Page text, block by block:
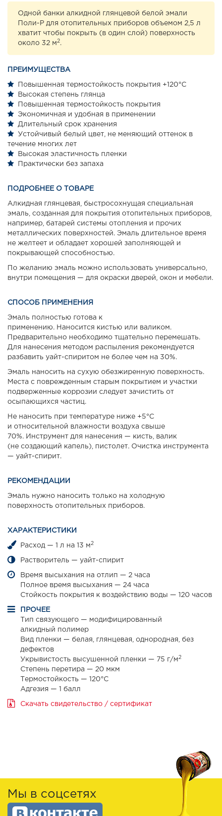
Одной банки алкидной глянцевой белой эмали
Поли-Р для отопительных приборов объемом 2,5 л
хватит чтобы покрыть (в один слой) поверхность
около 32 м 2.
ПРЕИМУЩЕСТВА
Повышенная термостойкость покрытия +120°С
Высокая степень глянца
Повышенная термостойкость покрытия
Экономичная и удобная в применении
Длительный срок хранения
Устойчивый белый цвет, не меняющий оттенок в
течение многих лет
Высокая эластичность пленки
Практически без запаха
ПОДРОБНЕЕ О ТОВАРЕ
Алкидная глянцевая, быстросохнущая специальная
эмаль, созданная для покрытия отопительных приборов,
например, батарей системы отопления и прочих
металлических поверхностей. Эмаль длительное время
не желтеет и обладает хорошей заполняющей и
покрывающей способностью.
По желанию эмаль можно использовать универсально,
внутри помещения — для окраски дверей, окон и мебели.
СПОСОБ ПРИМЕНЕНИЯ
Эмаль полностью готова к
применению. Наносится кистью или валиком.
Предварительно необходимо тщательно перемешать.
Для нанесения методом распыления рекомендуется
разбавить уайт-спиритом не более чем на 30%.
Эмаль наносить на сухую обезжиренную поверхность.
Места с поврежденным старым покрытием и участки
подверженные коррозии следует зачистить от
осыпающихся частиц.
Не наносить при температуре ниже +5°С
и относительной влажности воздуха свыше
70%. Инструмент для нанесения — кисть, валик
(не создающий капель), пистолет. Очистка инструмента
— уайт-спирит.
РЕКОМЕНДАЦИИ
Эмаль нужно наносить только на холодную
поверхность отопительных приборов.
ХАРАКТЕРИСТИКИ
Расход — 1 л на 13 м 2
Растворитель — уайт-спирит
Время высыхания на отлип — 2 часа
Полное время высыхания — 24 часа
Стойкость покрытия к воздействию воды — 120 часов
ПРОЧЕЕ
Тип связующего — модифицированный
алкидный полимер
Вид пленки — белая, глянцевая, однородная, без
дефектов
Укрывистость высушенной пленки — 75 г/м 2
Степень перетира — 20 мкм
Термостойкость — 120°С
Адгезия — 1 балл
Скачать свидетельство / сертификат
Мы в соцсетях